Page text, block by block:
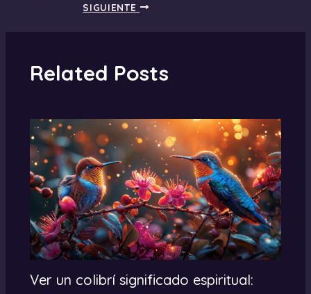
SIGUIENTE
Related Posts
Ver un colibrí significado espiritual: